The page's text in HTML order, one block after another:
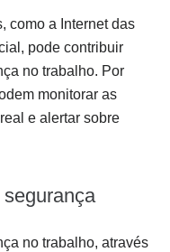
como a Internet das
pode contribuir
no trabalho. Por
monitorar as
e alertar sobre
no trabalho, através